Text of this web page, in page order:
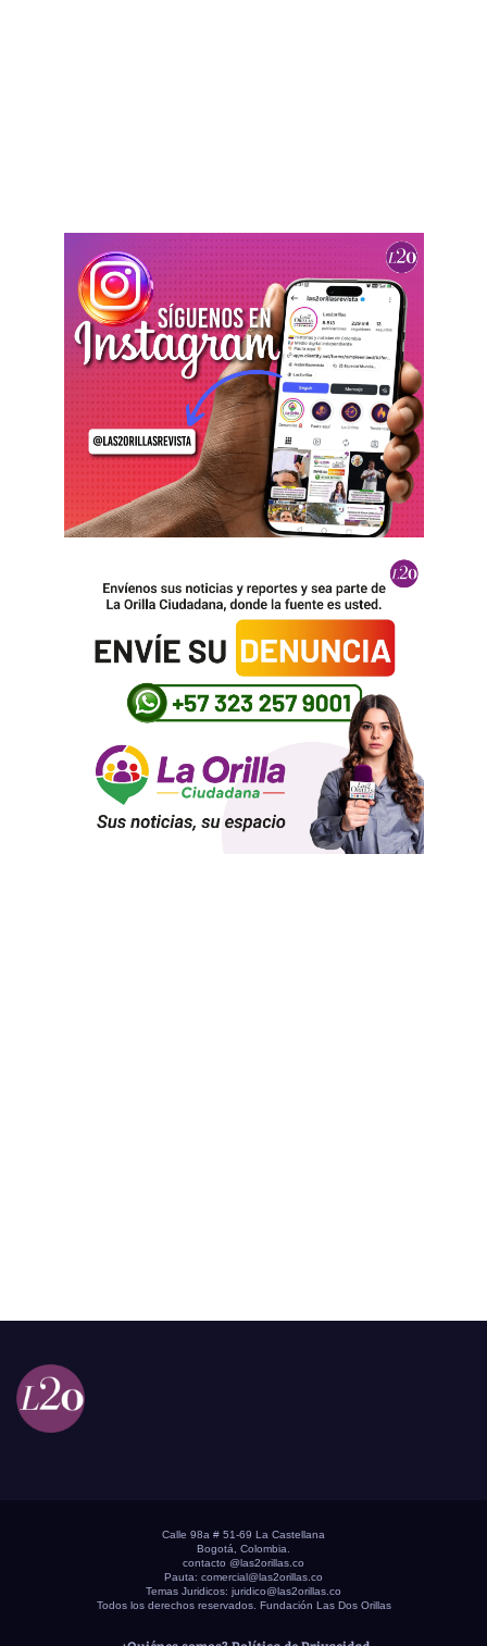
Calle 98a # 51-69 La Castellana
Bogotá, Colombia.
contacto @las2orillas.co
Pauta: comercial@las2orillas.co
Temas Juridicos: juridico@las2orillas.co
Todos los derechos reservados. Fundación Las Dos Orillas